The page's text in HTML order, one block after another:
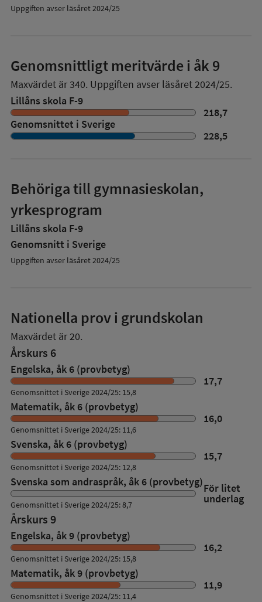
Uppgiften avser läsåret 2024/25
Genomsnittligt meritvärde i åk 9
Maxvärdet är 340. Uppgiften avser läsåret 2024/25.
Lillåns skola F-9
218,7
Genomsnittet i Sverige
228,5
Behöriga till gymnasieskolan,
yrkesprogram
Lillåns skola F-9
Genomsnitt i Sverige
Uppgiften avser läsåret 2024/25
Nationella prov i grundskolan
Maxvärdet är 20.
Årskurs 6
Engelska, åk 6 (provbetyg)
17,7
Genomsnittet i Sverige 2024/25: 15,8
Matematik, åk 6 (provbetyg)
16,0
Genomsnittet i Sverige 2024/25: 11,6
Svenska, åk 6 (provbetyg)
15,7
Genomsnittet i Sverige 2024/25: 12,8
Svenska som andraspråk, åk 6 (provbetyg)För litet
underlag
Genomsnittet i Sverige 2024/25: 8,7
Årskurs 9
Engelska, åk 9 (provbetyg)
16,2
Genomsnittet i Sverige 2024/25: 15,8
Matematik, åk 9 (provbetyg)
11,9
Genomsnittet i Sverige 2024/25: 11,4